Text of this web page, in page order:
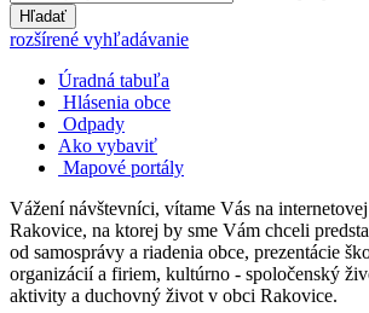
Hľadať
rozšírené vyhľadávanie
Úradná tabuľa
Hlásenia obce
Odpady
Ako vybaviť
Mapové portály
Vážení návštevníci, vítame Vás na
Rakovice, na ktorej by sme Vám chceli
od samosprávy a riadenia obce, prezentácie
organizácií a firiem, kultúrno - spoločenský
aktivity a duchovný život v obci Rakovice.